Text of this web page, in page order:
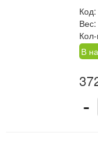
Код:
Вес:
В
-